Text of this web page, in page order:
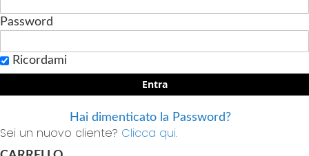
Password
Ricordami
Entra
Hai dimenticato la Password?
Sei un nuovo cliente? Clicca qui.